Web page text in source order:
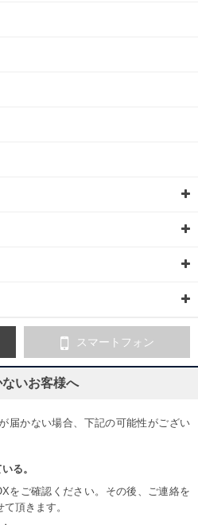
スマートフォン
いお客様へ
届かない場合、下記の可能性がござい
る。
をご確認ください。その後、ご連絡を
頂きます。